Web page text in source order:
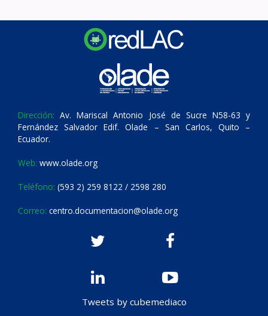
Dirección: Av. Mariscal Antonio José de Sucre N58-63 y
Fernández Salvador Edif. Olade – San Carlos, Quito –
Ecuador.
Web: www.olade.org
Teléfono: (593 2) 259 8122 / 2598 280
Correo: centro.documentacion@olade.org
Tweets by cubemediaco